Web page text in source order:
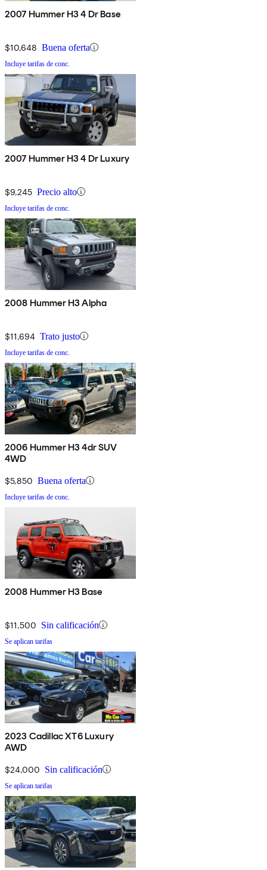
2007 Hummer H3 4 Dr Base
$10,648 Buena oferta
Incluye tarifas de conc.
2007 Hummer H3 4 Dr Luxury
$9,245 Precio alto
Incluye tarifas de conc.
2008 Hummer H3 Alpha
$11,694 Trato justo
Incluye tarifas de conc.
2006 Hummer H3 4dr SUV
4WD
$5,850 Buena oferta
Incluye tarifas de conc.
2008 Hummer H3 Base
$11,500 Sin calificación
Se aplican tarifas
2023 Cadillac XT6 Luxury
AWD
$24,000 Sin calificación
Se aplican tarifas